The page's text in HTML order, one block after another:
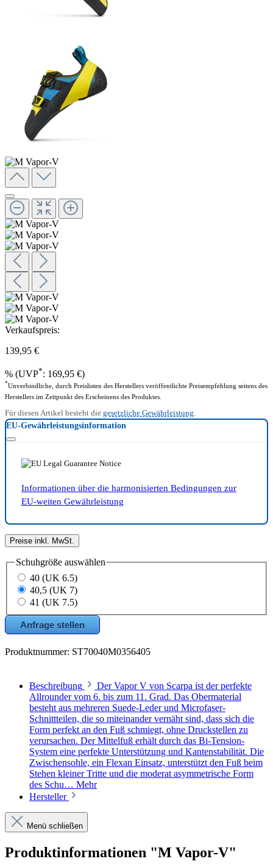
Verkaufspreis:
139,95 €
% (UVP*: 169,95 €)
*Unverbindliche, durch Preislisten des Herstellers veröffentlichte Preisempfehlung seitens des
Herstellers im Zeitpunkt des Erscheinens des Produktes.
Für diesen Artikel besteht die gesetzliche Gewährleistung.
EU-Gewährleistungsinformation
Informationen über die harmonisierten Bedingungen zur
EU-weiten Gewährleistung
Preise inkl. MwSt.
Schuhgröße auswählen
40 (UK 6.5)
40,5 (UK 7)
41 (UK 7.5)
Anfrage stellen
Produktnummer: ST70040M0356405
Beschreibung
Der Vapor V von Scarpa ist der perfekte
Allrounder vom 6. bis zum 11. Grad. Das Obermaterial
besteht aus mehreren Suede-Leder und Microfaser-
Schnittteilen, die so miteinander vernäht sind, dass sich die
Form perfekt an den Fuß schmiegt, ohne Druckstellen zu
verursachen. Der Mittelfuß erhält durch das Bi-Tension-
System eine perfekte Unterstützung und Kantenstabilität. Die
Zwischensohle, ein Flexan Einsatz, unterstützt den Fuß beim
Stehen kleiner Tritte und die moderat asymmetrische Form
des Schu… Mehr
Hersteller
Menü schließen
Produktinformationen "M Vapor-V"